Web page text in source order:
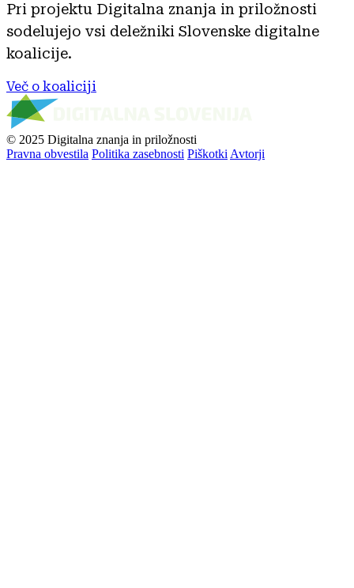
Pri projektu Digitalna znanja in priložnosti
sodelujejo vsi deležniki Slovenske digitalne
koalicije.
Več o koaliciji
© 2025 Digitalna znanja in priložnosti
Pravna obvestila Politika zasebnosti Piškotki Avtorji